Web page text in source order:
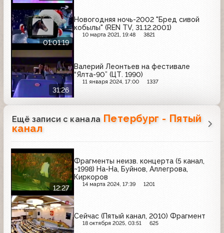
01:01:19
Новогодняя ночь-2002 "Бред сивой
кобылы" (REN TV, 31.12.2001)
10 марта 2021, 19:48 3821
31:26
Валерий Леонтьев на фестивале
“Ялта-90” (ЦТ. 1990)
11 января 2024, 17:00 1337
Ещё записи с канала Петербург - Пятый
канал
12:27
Фрагменты неизв. концерта (5 канал,
~1998) На-На, Буйнов, Аллегрова,
Киркоров
14 марта 2024, 17:39 1201
Сейчас (Пятый канал, 2010) Фрагмент
18 октября 2025, 03:51 625